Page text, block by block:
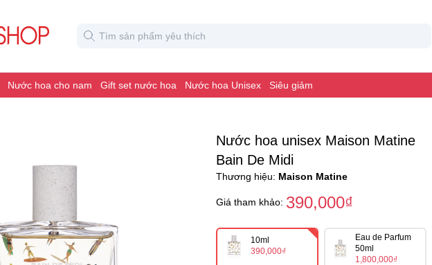
Nước hoa cho nam Gift set nước hoa Nước hoa Unisex Siêu giảm
Nước hoa unisex Maison Matine
Bain De Midi
Thương hiệu: Maison Matine
Giá tham khảo: 390,000₫
10ml
390,000₫
Eau de Parfum
50ml
1,800,000₫